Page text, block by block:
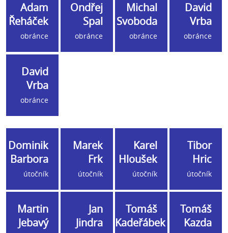
Adam
Řeháček
obránce
Ondřej
Spal
obránce
Michal
Svoboda
obránce
David
Vrba
obránce
David
Vrba
obránce
Dominik
Barbora
útočník
Marek
Frk
útočník
Karel
Hloušek
útočník
Tibor
Hric
útočník
Martin
Jebavý
Jan
Jindra
Tomáš
Kadeřábek
Tomáš
Kazda